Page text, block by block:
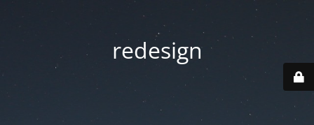
redesign